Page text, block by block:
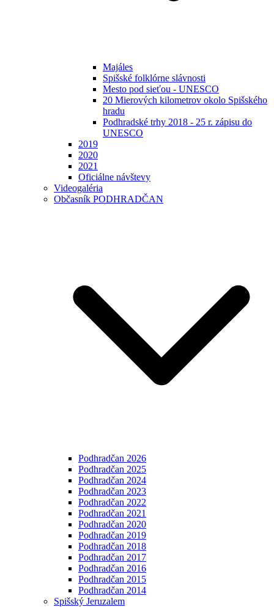
Majáles
Spišské folklórne slávnosti
Mesto pod sieťou - UNESCO
20 Mierových kilometrov okolo Spišského
hradu
Podhradské trhy 2018 - 25 r. zápisu do
UNESCO
2019
2020
2021
Oficiálne návštevy
Videogaléria
Občasník PODHRADČAN
Podhradčan 2026
Podhradčan 2025
Podhradčan 2024
Podhradčan 2023
Podhradčan 2022
Podhradčan 2021
Podhradčan 2020
Podhradčan 2019
Podhradčan 2018
Podhradčan 2017
Podhradčan 2016
Podhradčan 2015
Podhradčan 2014
Spišský Jeruzalem